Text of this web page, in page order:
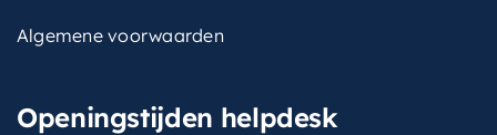
Algemene voorwaarden
Openingstijden helpdesk